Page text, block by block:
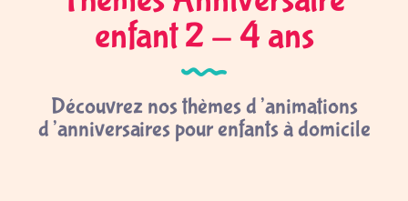
enfant 2 - 4 ans
Découvrez nos thèmes d’animations
d’anniversaires pour enfants à domicile